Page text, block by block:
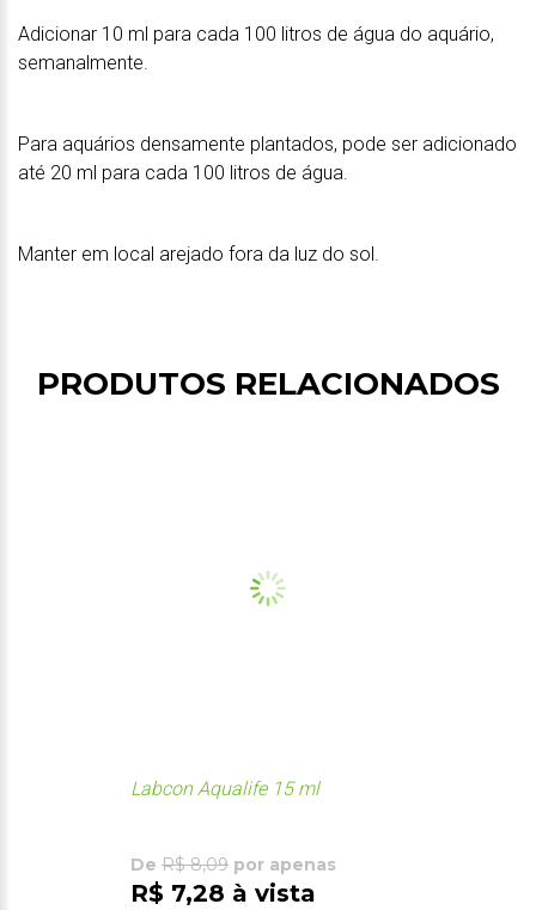
Adicionar 10 ml para cada 100 litros de água do aquário,
semanalmente.
Para aquários densamente plantados, pode ser adicionado
até 20 ml para cada 100 litros de água.
Manter em local arejado fora da luz do sol.
PRODUTOS RELACIONADOS
Labcon Aqualife 15 ml
De R$ 8,09 por apenas
R$ 7,28 à vista